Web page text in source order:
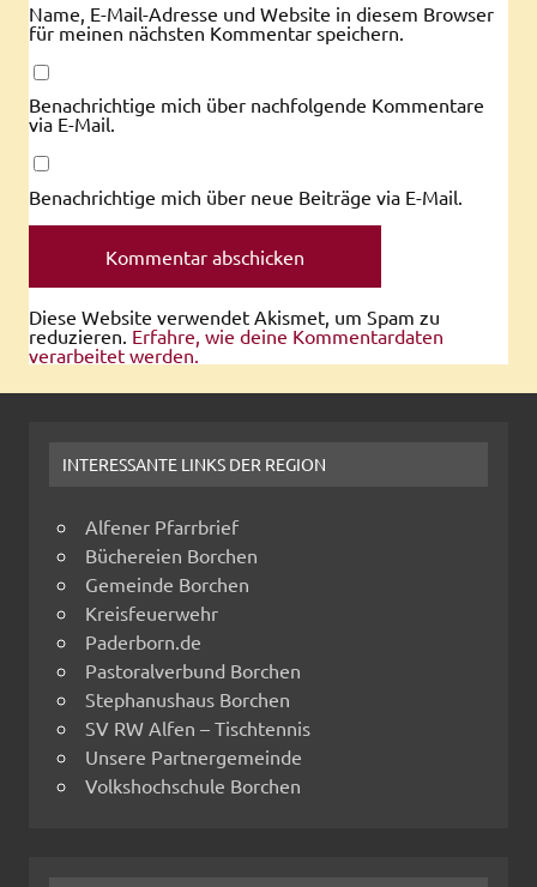
Name, E-Mail-Adresse und Website in diesem Browser
für meinen nächsten Kommentar speichern.
Benachrichtige mich über nachfolgende Kommentare
via E-Mail.
Benachrichtige mich über neue Beiträge via E-Mail.
Diese Website verwendet Akismet, um Spam zu
reduzieren. Erfahre, wie deine Kommentardaten
verarbeitet werden.
INTERESSANTE LINKS DER REGION
Alfener Pfarrbrief
Büchereien Borchen
Gemeinde Borchen
Kreisfeuerwehr
Paderborn.de
Pastoralverbund Borchen
Stephanushaus Borchen
SV RW Alfen – Tischtennis
Unsere Partnergemeinde
Volkshochschule Borchen